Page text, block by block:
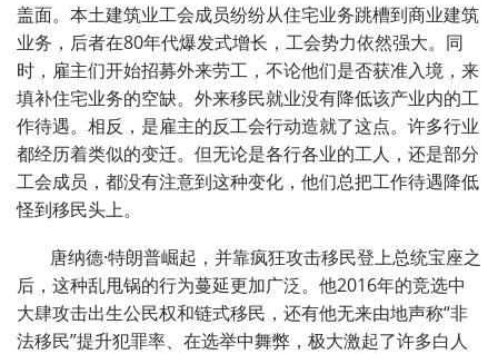
盖面。本土建筑业工会成员纷纷从住宅业务跳槽到商业建筑
业务，后者在80年代爆发式增长，工会势力依然强大。同
时，雇主们开始招募外来劳工，不论他们是否获准入境，来
填补住宅业务的空缺。外来移民就业没有降低该产业内的工
作待遇。相反，是雇主的反工会行动造就了这点。许多行业
都经历着类似的变迁。但无论是各行各业的工人，还是部分
工会成员，都没有注意到这种变化，他们总把工作待遇降低
怪到移民头上。
唐纳德·特朗普崛起，并靠疯狂攻击移民登上总统宝座之
后，这种乱甩锅的行为蔓延更加广泛。他2016年的竞选中
大肆攻击出生公民权和链式移民，还有他无来由地声称“非
法移民”提升犯罪率、在选举中舞弊，极大激起了许多白人